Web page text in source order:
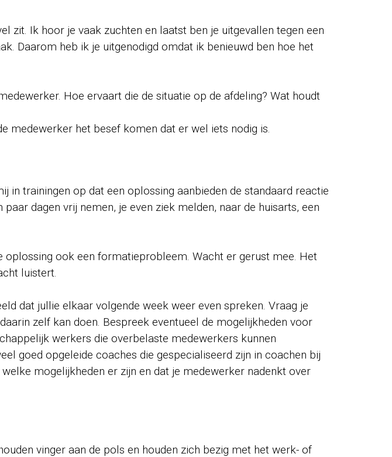
zit. Ik hoor je vaak zuchten en laatst ben je uitgevallen tegen een
Daarom heb ik je uitgenodigd omdat ik benieuwd ben hoe het
Hoe ervaart die de situatie op de afdeling? Wat houdt
medewerker het besef komen dat er wel iets nodig is.
in trainingen op dat een oplossing aanbieden de standaard reactie
dagen vrij nemen, je even ziek melden, naar de huisarts, een
oplossing ook een formatieprobleem. Wacht er gerust mee. Het
luistert.
dat jullie elkaar volgende week weer even spreken. Vraag je
zelf kan doen. Bespreek eventueel de mogelijkheden voor
werkers die overbelaste medewerkers kunnen
goed opgeleide coaches die gespecialiseerd zijn in coachen bij
mogelijkheden er zijn en dat je medewerker nadenkt over
vinger aan de pols en houden zich bezig met het werk- of